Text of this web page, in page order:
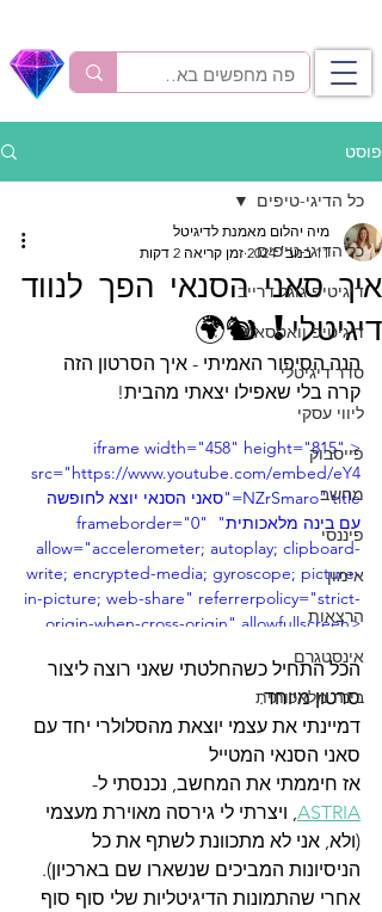
פוסט
כל הדיגי-טיפים
דיגיטיפ גוגל דרייב
דיגיטיפ וואטסאפ
סדר דיגיטלי
ליווי עסקי
פייסבוק
מחשב
פיננסי
אימון
הרצאות
אינסטגרם
בינה מלאכותית
כל הדיגי-טיפים
איך סאני הסנאי הפך לנווד
דיגיטלי! 🐿️🌍
מיה יהלום מאמנת לדיגיטל
11 בנוב׳ 2024
זמן קריאה 2 דקות
הנה הסיפור האמיתי - איך הסרטון הזה
קרה בלי שאפילו יצאתי מהבית!
<iframe width="458" height="815"
src="https://www.youtube.com/embed/eY4
NZrSmaro" title="סאני הסנאי יוצא לחופשה
עם בינה מלאכותית" frameborder="0"
allow="accelerometer; autoplay; clipboard-
write; encrypted-media; gyroscope; picture-
in-picture; web-share" referrerpolicy="strict-
origin-when-cross-origin" allowfullscreen>
</iframe>
הכל התחיל כשהחלטתי שאני רוצה ליצור
סרטון מיוחד.
דמיינתי את עצמי יוצאת מהסלולרי יחד עם
סאני הסנאי המטייל
אז חיממתי את המחשב, נכנסתי ל-
ASTRIA , ויצרתי לי גירסה מאוירת מעצמי
(ולא, אני לא מתכוונת לשתף את כל
הניסיונות המביכים שנשארו שם בארכיון).
אחרי שהתמונות הדיגיטליות שלי סוף סוף